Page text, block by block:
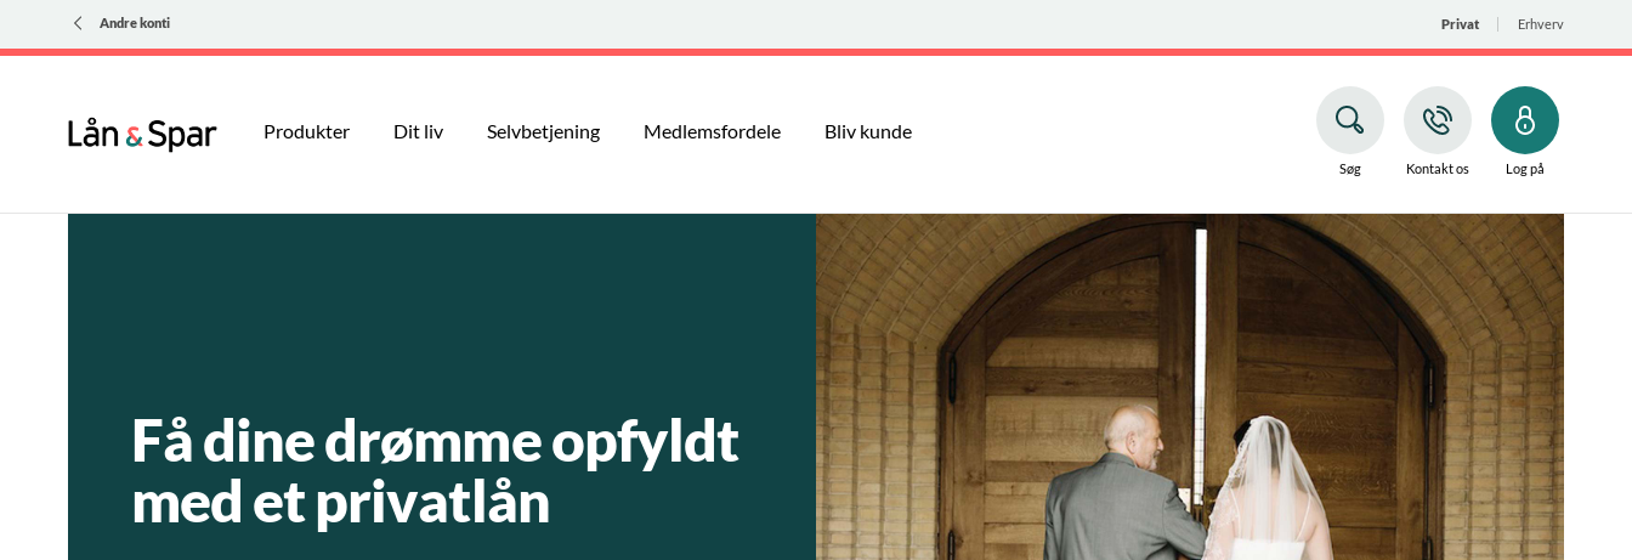
Andre konti Privat Erhverv
Produkter Dit liv Selvbetjening Medlemsfordele Bliv kunde
Søg Kontakt os Log på
Få dine drømme opfyldt
med et privatlån